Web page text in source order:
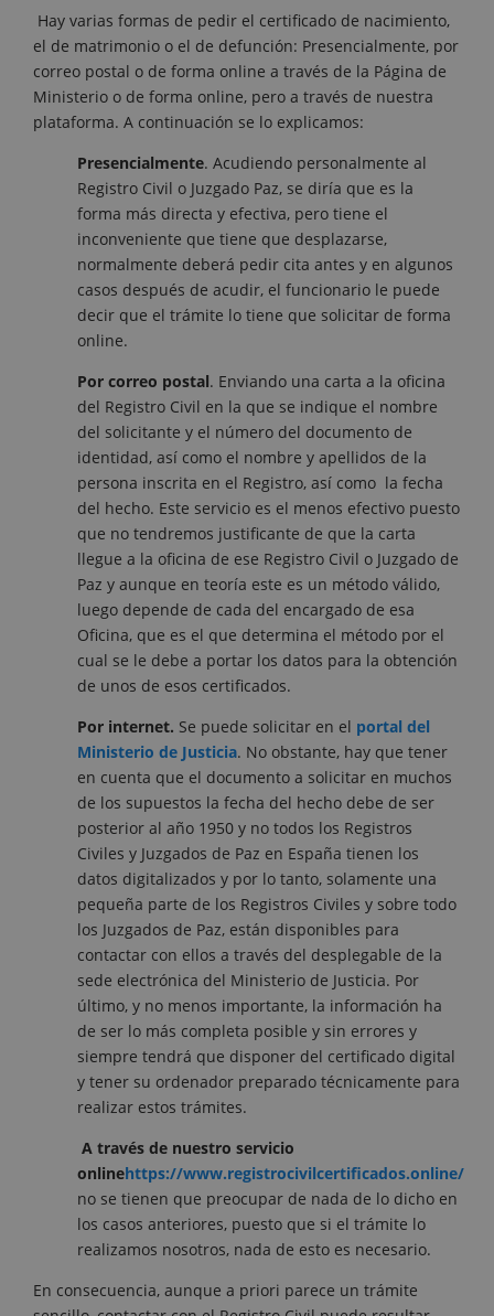
Hay varias formas de pedir el certificado de nacimiento,
el de matrimonio o el de defunción: Presencialmente, por
correo postal o de forma online a través de la Página de
Ministerio o de forma online, pero a través de nuestra
plataforma. A continuación se lo explicamos:
Presencialmente. Acudiendo personalmente al
Registro Civil o Juzgado Paz, se diría que es la
forma más directa y efectiva, pero tiene el
inconveniente que tiene que desplazarse,
normalmente deberá pedir cita antes y en algunos
casos después de acudir, el funcionario le puede
decir que el trámite lo tiene que solicitar de forma
online.
Por correo postal. Enviando una carta a la oficina
del Registro Civil en la que se indique el nombre
del solicitante y el número del documento de
identidad, así como el nombre y apellidos de la
persona inscrita en el Registro, así como la fecha
del hecho. Este servicio es el menos efectivo puesto
que no tendremos justificante de que la carta
llegue a la oficina de ese Registro Civil o Juzgado de
Paz y aunque en teoría este es un método válido,
luego depende de cada del encargado de esa
Oficina, que es el que determina el método por el
cual se le debe a portar los datos para la obtención
de unos de esos certificados.
Por internet. Se puede solicitar en el portal del
Ministerio de Justicia. No obstante, hay que tener
en cuenta que el documento a solicitar en muchos
de los supuestos la fecha del hecho debe de ser
posterior al año 1950 y no todos los Registros
Civiles y Juzgados de Paz en España tienen los
datos digitalizados y por lo tanto, solamente una
pequeña parte de los Registros Civiles y sobre todo
los Juzgados de Paz, están disponibles para
contactar con ellos a través del desplegable de la
sede electrónica del Ministerio de Justicia. Por
último, y no menos importante, la información ha
de ser lo más completa posible y sin errores y
siempre tendrá que disponer del certificado digital
y tener su ordenador preparado técnicamente para
realizar estos trámites.
A través de nuestro servicio
onlinehttps://www.registrocivilcertificados.online/
no se tienen que preocupar de nada de lo dicho en
los casos anteriores, puesto que si el trámite lo
realizamos nosotros, nada de esto es necesario.
En consecuencia, aunque a priori parece un trámite